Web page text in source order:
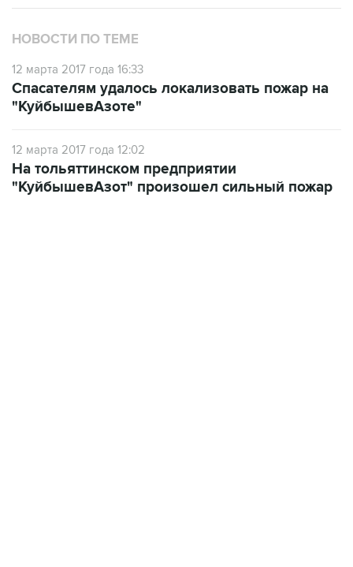
НОВОСТИ ПО ТЕМЕ
12 марта 2017 года 16:33
"КуйбышевАзоте"
12 марта 2017 года 12:02
"КуйбышевАзот" произошел сильный пожар